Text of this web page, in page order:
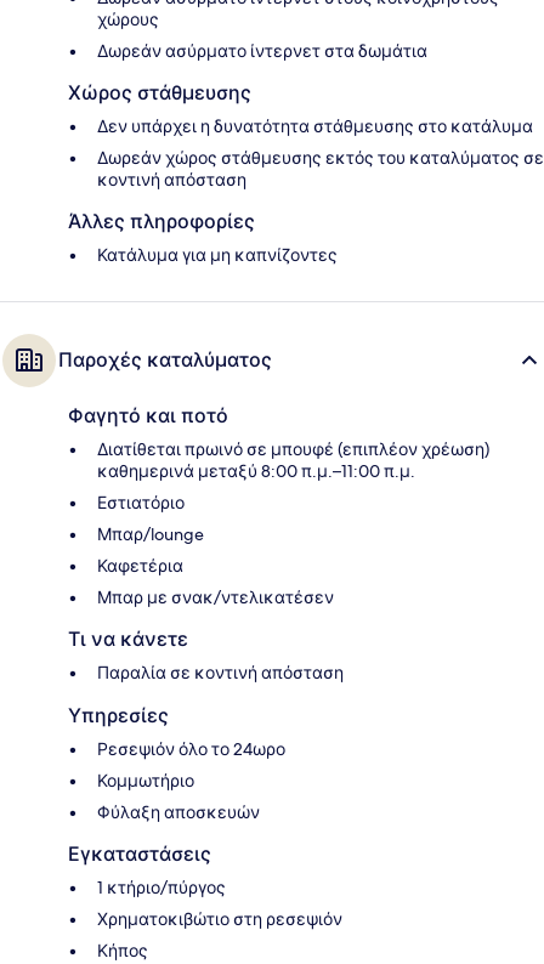
χώρους
Δωρεάν ασύρματο ίντερνετ στα δωμάτια
Χώρος στάθμευσης
Δεν υπάρχει η δυνατότητα στάθμευσης στο κατάλυμα
Δωρεάν χώρος στάθμευσης εκτός του καταλύματος σε
κοντινή απόσταση
Άλλες πληροφορίες
Κατάλυμα για μη καπνίζοντες
Παροχές καταλύματος
Φαγητό και ποτό
Διατίθεται πρωινό σε μπουφέ (επιπλέον χρέωση)
καθημερινά μεταξύ 8:00 π.μ.–11:00 π.μ.
Εστιατόριο
Μπαρ/lounge
Καφετέρια
Μπαρ με σνακ/ντελικατέσεν
Τι να κάνετε
Παραλία σε κοντινή απόσταση
Υπηρεσίες
Ρεσεψιόν όλο το 24ωρο
Κομμωτήριο
Φύλαξη αποσκευών
Εγκαταστάσεις
1 κτήριο/πύργος
Χρηματοκιβώτιο στη ρεσεψιόν
Κήπος